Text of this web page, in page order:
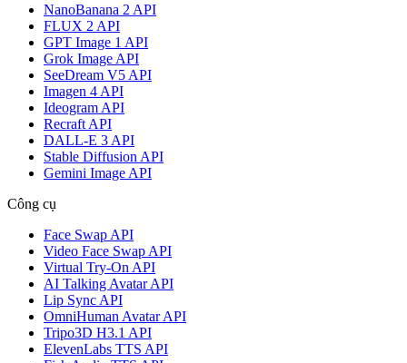
NanoBanana 2 API
FLUX 2 API
GPT Image 1 API
Grok Image API
SeeDream V5 API
Imagen 4 API
Ideogram API
Recraft API
DALL-E 3 API
Stable Diffusion API
Gemini Image API
Công cụ
Face Swap API
Video Face Swap API
Virtual Try-On API
AI Talking Avatar API
Lip Sync API
OmniHuman Avatar API
Tripo3D H3.1 API
ElevenLabs TTS API